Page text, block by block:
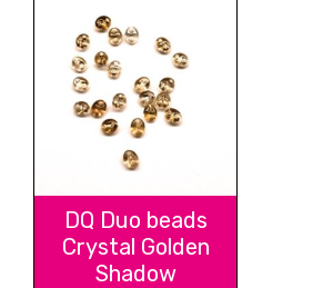
DQ Duo beads
Crystal Golden
Shadow